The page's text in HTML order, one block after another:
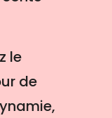
le
de